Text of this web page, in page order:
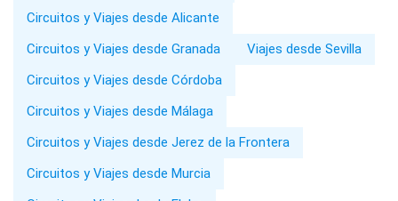
Circuitos y Viajes desde Alicante
Circuitos y Viajes desde Granada
Viajes desde Sevilla
Circuitos y Viajes desde Córdoba
Circuitos y Viajes desde Málaga
Circuitos y Viajes desde Jerez de la Frontera
Circuitos y Viajes desde Murcia